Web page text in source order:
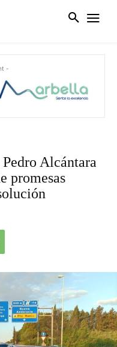
-
Alcántara
promesas